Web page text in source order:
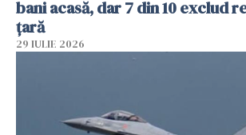
bani acasă, dar 7 din 10 exclud
țară
29 IULIE 2026